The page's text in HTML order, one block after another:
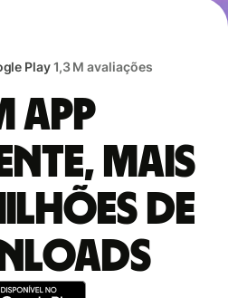
Play1,3 M avaliações
app
mais
de